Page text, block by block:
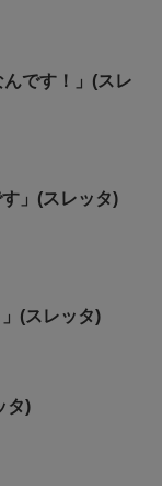
です！」(スレ
」(スレッタ)
(スレッタ)
タ)